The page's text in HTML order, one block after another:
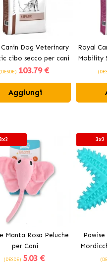
Canin Dog Veterinary
cibo secco per cani
adulti
(DESDE) 103.79 €
Aggiungi
Royal
Mobility
Manta Rosa Peluche
per Cani
(DESDE) 5.03 €
3x2